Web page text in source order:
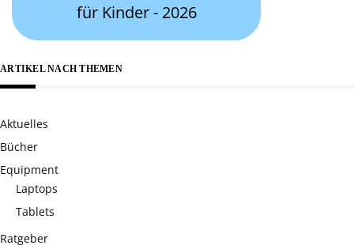
für Kinder - 2026
ARTIKEL NACH THEMEN
Aktuelles
Bücher
Equipment
Laptops
Tablets
Ratgeber